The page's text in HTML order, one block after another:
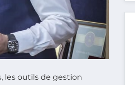
les outils de gestion